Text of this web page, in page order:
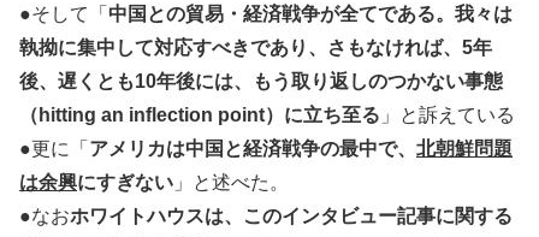
●そして「 中国との貿易・経済戦争が全てである。我々は
執拗に集中して対応すべきであり、さもなければ、5年
後、遅くとも10年後には、もう取り返しのつかない事態
（hitting an inflection point）に立ち至る 」と訴えている
●更に「 アメリカは中国と経済戦争の最中で、 北朝鮮問題
は余興にすぎない 」と述べた。
●なおホワイトハウスは、このインタビュー記事に関する